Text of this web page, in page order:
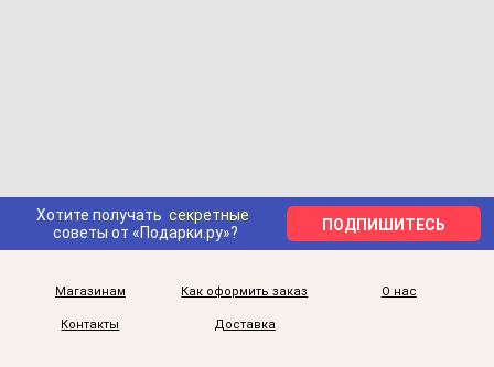
Хотите получать секретные
советы от «Подарки.ру»?
ПОДПИШИТЕСЬ
Магазинам Как оформить заказ О нас
Контакты Доставка